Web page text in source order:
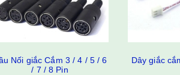
giắc cắm 2 đầu XH 2.54
2P
Set 4 Miếng
Bảo Vệ và